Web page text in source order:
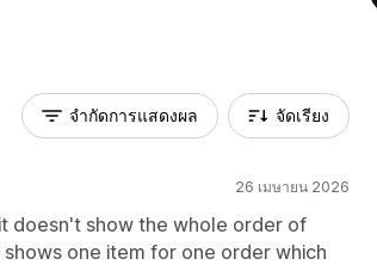
จำกัดการแสดงผล จัดเรียง
26 เมษายน 2026
doesn't show the whole order of
one item for one order which